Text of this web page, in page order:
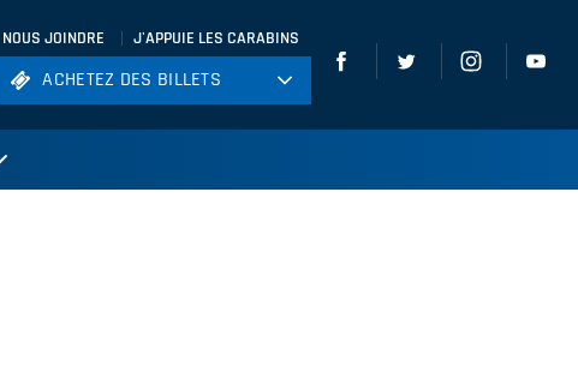
NOUS JOINDRE J'APPUIE LES CARABINS
ACHETEZ DES BILLETS
ACHETEZ DES BILLETS